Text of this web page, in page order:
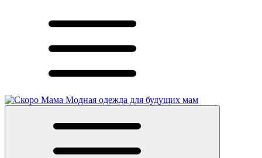
Модная одежда для будущих мам